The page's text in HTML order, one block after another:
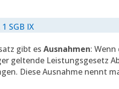
1 SGB IX
gibt es Ausnahmen:
geltende Leistungsgesetz
Diese Ausnahme nennt